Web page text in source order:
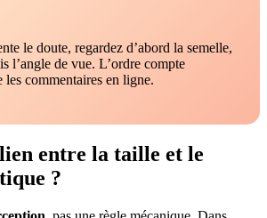
le doute, regardez d’abord la semelle,
l’angle de vue. L’ordre compte
les commentaires en ligne.
entre la taille et le
?